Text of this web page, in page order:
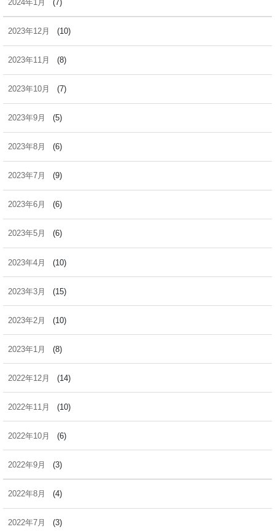
2024年1月 (7)
2023年12月 (10)
2023年11月 (8)
2023年10月 (7)
2023年9月 (5)
2023年8月 (6)
2023年7月 (9)
2023年6月 (6)
2023年5月 (6)
2023年4月 (10)
2023年3月 (15)
2023年2月 (10)
2023年1月 (8)
2022年12月 (14)
2022年11月 (10)
2022年10月 (6)
2022年9月 (3)
2022年8月 (4)
2022年7月 (3)